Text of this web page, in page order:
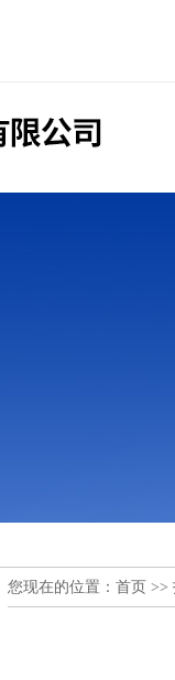
您现在的位置： 首页 >>